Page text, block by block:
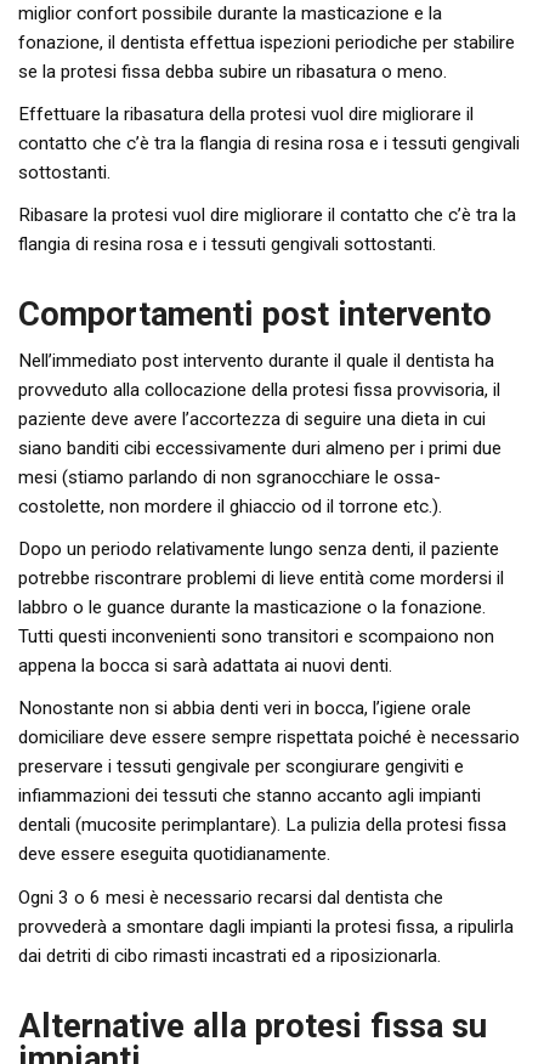
miglior confort possibile durante la masticazione e la
fonazione, il dentista effettua ispezioni periodiche per stabilire
se la protesi fissa debba subire un ribasatura o meno.
Effettuare la ribasatura della protesi vuol dire migliorare il
contatto che c’è tra la flangia di resina rosa e i tessuti gengivali
sottostanti.
Ribasare la protesi vuol dire migliorare il contatto che c’è tra la
flangia di resina rosa e i tessuti gengivali sottostanti.
Comportamenti post intervento
Nell’immediato post intervento durante il quale il dentista ha
provveduto alla collocazione della protesi fissa provvisoria, il
paziente deve avere l’accortezza di seguire una dieta in cui
siano banditi cibi eccessivamente duri almeno per i primi due
mesi (stiamo parlando di non sgranocchiare le ossa-
costolette, non mordere il ghiaccio od il torrone etc.).
Dopo un periodo relativamente lungo senza denti, il paziente
potrebbe riscontrare problemi di lieve entità come mordersi il
labbro o le guance durante la masticazione o la fonazione.
Tutti questi inconvenienti sono transitori e scompaiono non
appena la bocca si sarà adattata ai nuovi denti.
Nonostante non si abbia denti veri in bocca, l’igiene orale
domiciliare deve essere sempre rispettata poiché è necessario
preservare i tessuti gengivale per scongiurare gengiviti e
infiammazioni dei tessuti che stanno accanto agli impianti
dentali (mucosite perimplantare). La pulizia della protesi fissa
deve essere eseguita quotidianamente.
Ogni 3 o 6 mesi è necessario recarsi dal dentista che
provvederà a smontare dagli impianti la protesi fissa, a ripulirla
dai detriti di cibo rimasti incastrati ed a riposizionarla.
Alternative alla protesi fissa su